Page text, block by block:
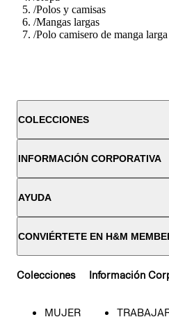
/Polos y camisas
/Mangas largas
/Polo camisero de manga
COLECCIONES
INFORMACIÓN CORPORATIVA
AYUDA
CONVIÉRTETE EN H&M
Colecciones
MUJER
Información